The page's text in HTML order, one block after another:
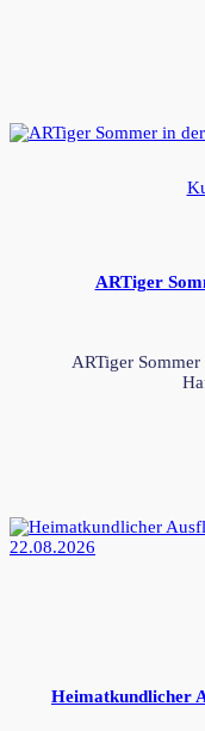
ARTiger
ARTiger
Heimatkundlicher